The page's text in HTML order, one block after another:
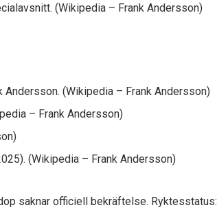
(Wikipedia – Frank Andersson)
Andersson. (Wikipedia – Frank Andersson)
– Frank Andersson)
(Wikipedia – Frank Andersson)
saknar officiell bekräftelse. Ryktesstatus: